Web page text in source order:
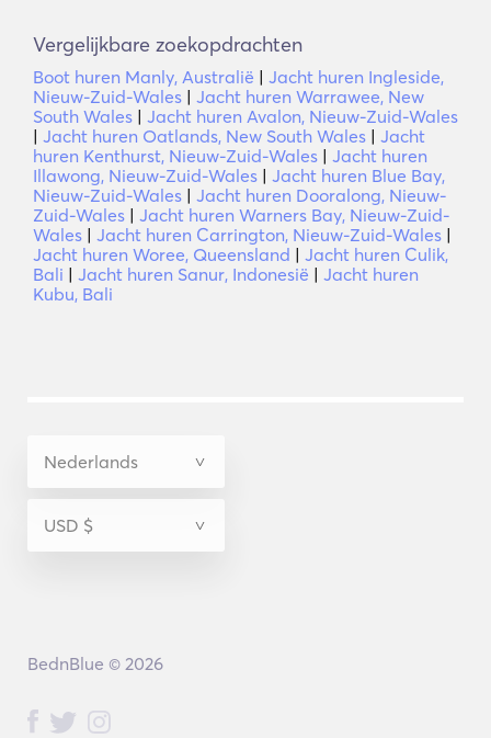
Vergelijkbare zoekopdrachten
Boot huren Manly, Australië | Jacht huren Ingleside,
Nieuw-Zuid-Wales | Jacht huren Warrawee, New
South Wales | Jacht huren Avalon, Nieuw-Zuid-Wales
| Jacht huren Oatlands, New South Wales | Jacht
huren Kenthurst, Nieuw-Zuid-Wales | Jacht huren
Illawong, Nieuw-Zuid-Wales | Jacht huren Blue Bay,
Nieuw-Zuid-Wales | Jacht huren Dooralong, Nieuw-
Zuid-Wales | Jacht huren Warners Bay, Nieuw-Zuid-
Wales | Jacht huren Carrington, Nieuw-Zuid-Wales |
Jacht huren Woree, Queensland | Jacht huren Culik,
Bali | Jacht huren Sanur, Indonesië | Jacht huren
Kubu, Bali
BednBlue © 2026